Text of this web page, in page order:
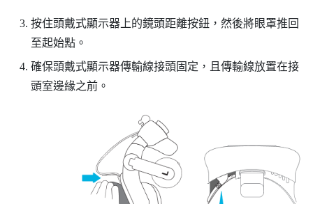
按住頭戴式顯示器上的鏡頭距離按鈕，然後將眼罩推回
至起始點。
確保頭戴式顯示器傳輸線接頭固定，且傳輸線放置在接
頭室邊緣之前。